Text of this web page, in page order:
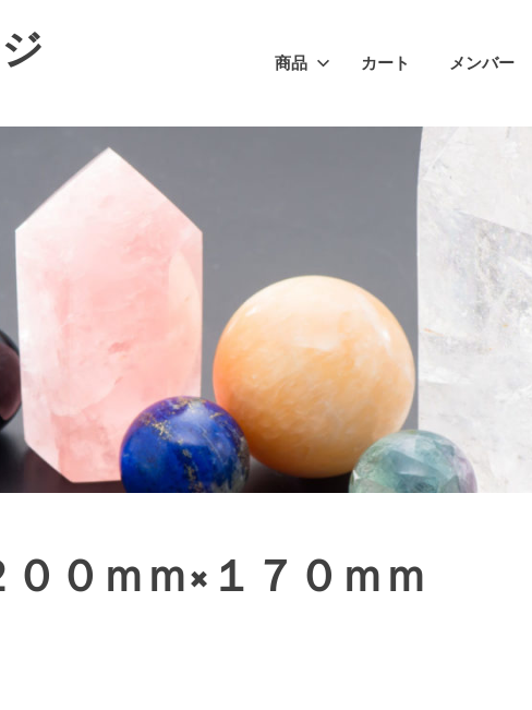
商品 カート メンバー
０ｍｍ×１７０ｍｍ